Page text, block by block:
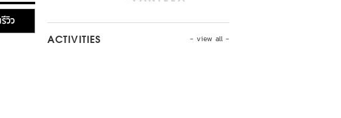
วิว
- view all -
ACTIVITIES